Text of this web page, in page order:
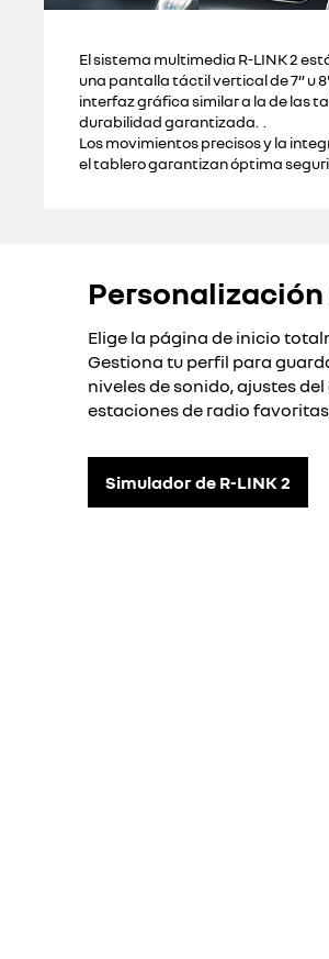
El sistema multimedia R-LINK 2
una pantalla táctil vertical de 7” u
interfaz gráfica similar a la de las
durabilidad garantizada. .
Los movimientos precisos y la
el tablero garantizan óptima
Elige la página de inicio
Gestiona tu perfil para
niveles de sonido, ajustes
estaciones de radio
Simulador de R-LINK 2